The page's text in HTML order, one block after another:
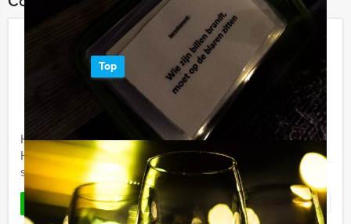
Get The Picture Dinner Haarlem
Top
Vanaf € 62,50 p.p. excl. BTW
Vanaf 12 personen ‐ 4 uur en 30 minuten
Het 'Get The Picture Dinner' van Holland Tour Guides in
Haarlem, dat is genieten van lekker eten én een
speurtocht door de stad.
LEES MEER Favoriet